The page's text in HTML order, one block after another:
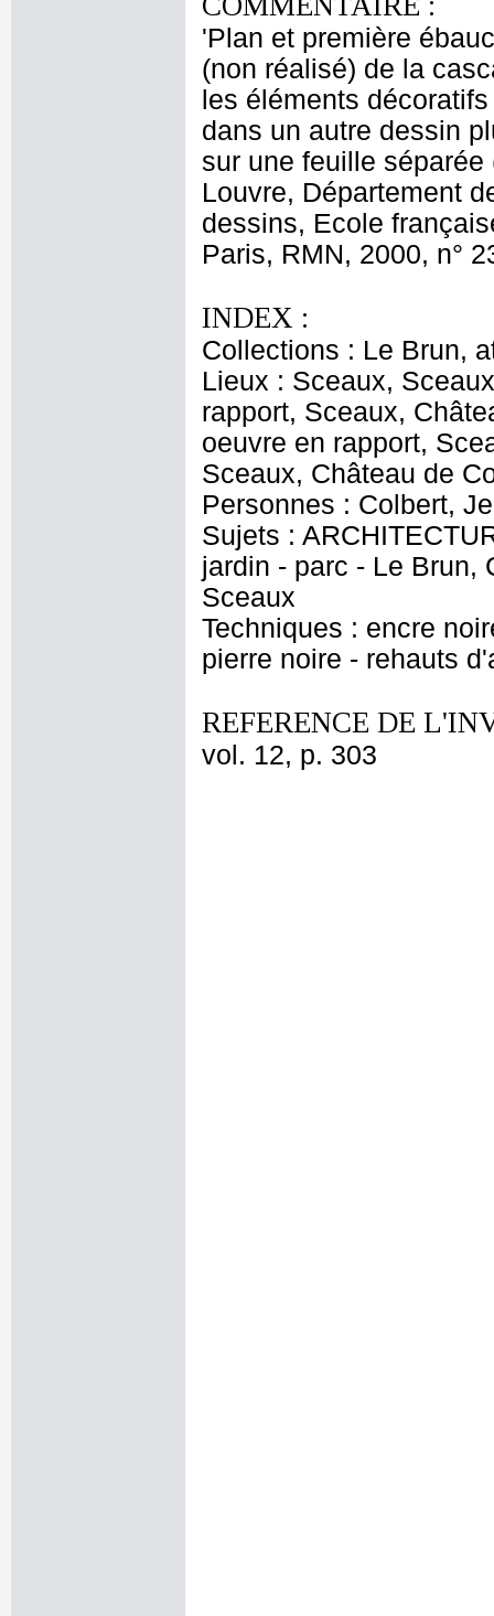
'Plan et première
(non réalisé) de la
les éléments
dans un autre dessin
sur une feuille
Louvre, Département
dessins, Ecole
Paris, RMN, 2000, n°
INDEX :
Collections : Le Brun,
Lieux : Sceaux,
rapport, Sceaux,
oeuvre en rapport,
Sceaux, Château de
Personnes : Colbert,
Sujets :
jardin - parc - Le Brun,
Sceaux
Techniques : encre
pierre noire - rehauts
REFERENCE DE
vol. 12, p. 303